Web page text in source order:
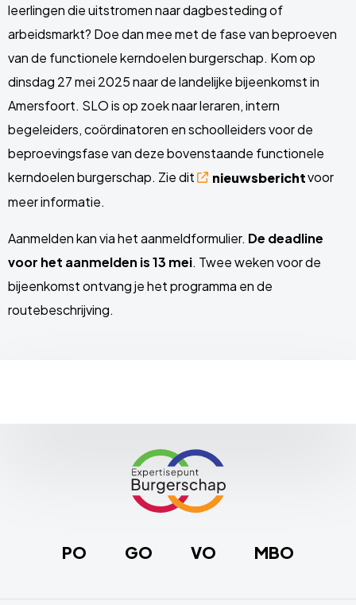
leerlingen die uitstromen naar dagbesteding of
arbeidsmarkt? Doe dan mee met de fase van beproeven
van de functionele kerndoelen burgerschap. Kom op
dinsdag 27 mei 2025 naar de landelijke bijeenkomstin
Amersfoort. SLO is op zoek naar leraren, intern
begeleiders, coördinatoren en schoolleiders voor de
beproevingsfase van deze bovenstaande functionele
kerndoelen burgerschap. Zie dit
nieuwsberichtvoor
meer informatie.
Aanmelden kan via hetaanmeldformulier. De deadline
voor het aanmelden is 13 mei. Twee weken voor de
bijeenkomst ontvang je het programma en de
routebeschrijving.
PO GO VO MBO